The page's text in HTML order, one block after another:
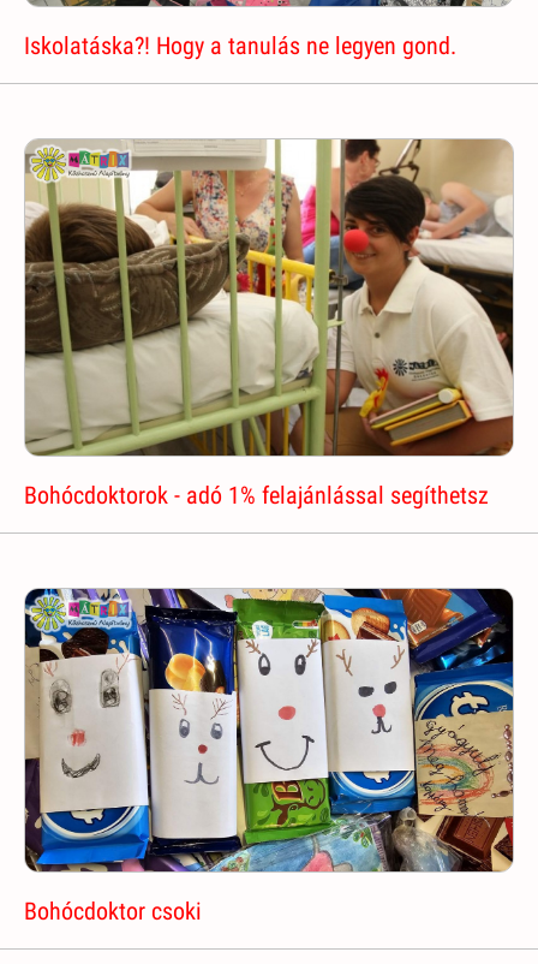
Iskolatáska?! Hogy a tanulás ne legyen gond.
Bohócdoktorok - adó 1% felajánlással segíthetsz
Bohócdoktor csoki